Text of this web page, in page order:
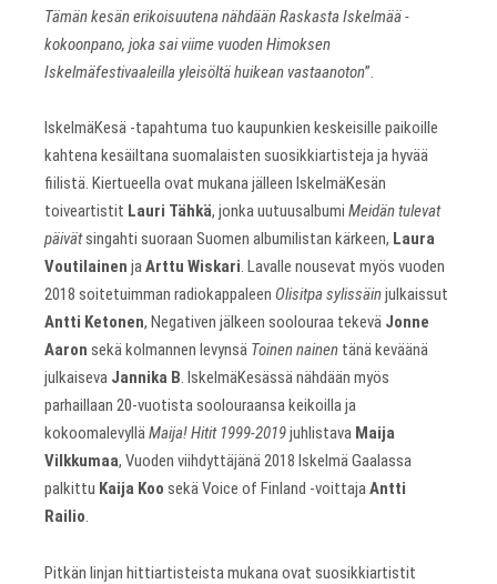
Tämän kesän erikoisuutena nähdään Raskasta Iskelmää -
kokoonpano, joka sai viime vuoden Himoksen
Iskelmäfestivaaleilla yleisöltä huikean vastaanoton”.
IskelmäKesä -tapahtuma tuo kaupunkien keskeisille paikoille
kahtena kesäiltana suomalaisten suosikkiartisteja ja hyvää
fiilistä. Kiertueella ovat mukana jälleen IskelmäKesän
toiveartistit Lauri Tähkä, jonka uutuusalbumi Meidän tulevat
päivätsingahti suoraan Suomen albumilistan kärkeen, Laura
Voutilainen jaArttu Wiskari. Lavalle nousevat myös vuoden
2018 soitetuimman radiokappaleen Olisitpa sylissäinjulkaissut
Antti Ketonen, Negativen jälkeen soolouraa tekevä Jonne
Aaron sekä kolmannen levynsä Toinen nainen tänä keväänä
julkaiseva Jannika B. IskelmäKesässä nähdään myös
parhaillaan 20-vuotista soolouraansa keikoilla ja
kokoomalevylläMaija! Hitit 1999-2019juhlistava Maija
Vilkkumaa, Vuoden viihdyttäjänä 2018 Iskelmä Gaalassa
palkittu Kaija Koo sekä Voice of Finland -voittajaAntti
Railio.
Pitkän linjan hittiartisteista mukana ovat suosikkiartistit